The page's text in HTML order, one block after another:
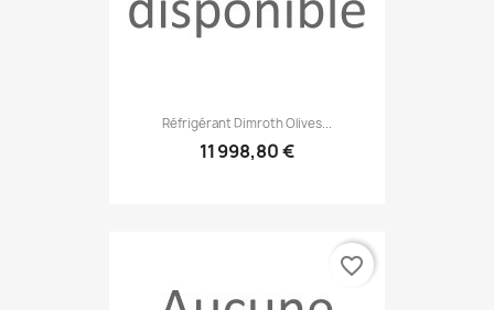
Réfrigérant Dimroth Olives...
11 998,80 €
favorite_border